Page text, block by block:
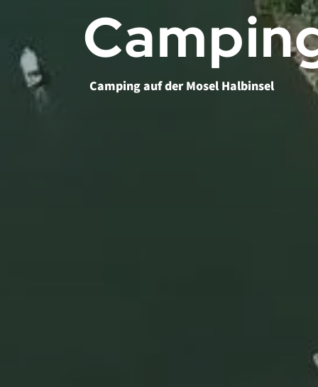
Camping auf der Mosel Halbinsel